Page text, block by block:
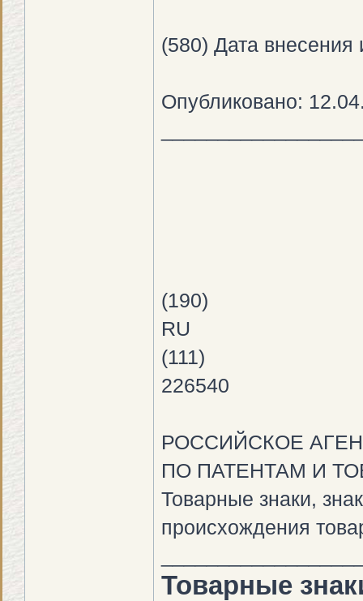
(580) Дата внесения
Опубликовано:
(190)
RU
(111)
226540
РОССИЙСКОЕ
ПО ПАТЕНТАМ И
Товарные знаки,
происхождения
Товарные